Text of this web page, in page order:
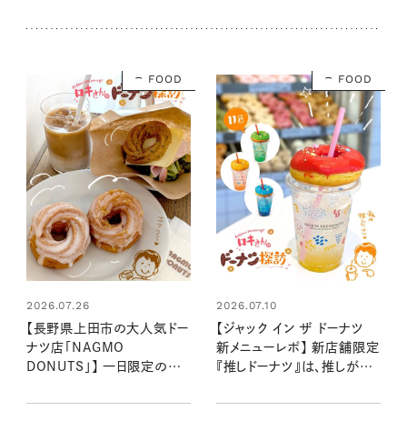
FOOD
2026.07.26
【長野県上田市の大人気ドー
ナツ店「NAGMO
DONUTS」】 一日限定のイ
ツ探求家が揚げたてフレン
FOOD
2026.07.10
【ジャック イン ザ ドーナツ
新メニューレポ】 新店舗限定
『推しドーナツ』は、推しがい
た！